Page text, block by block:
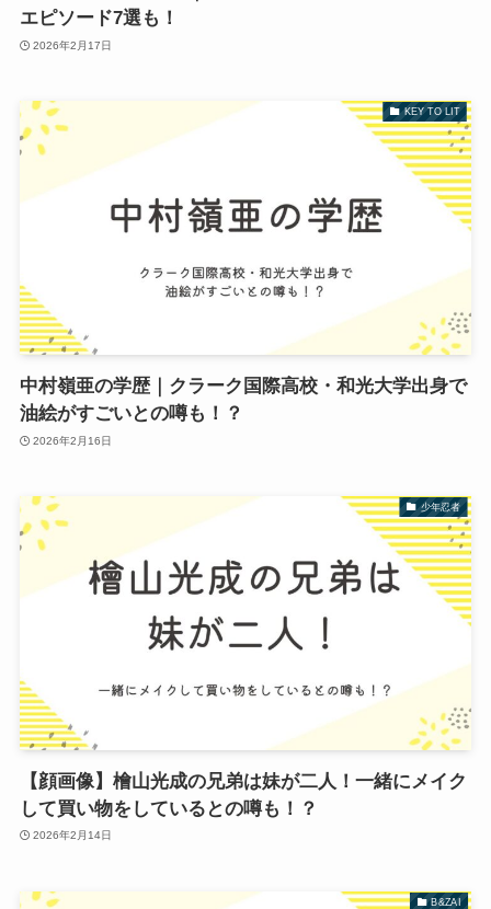
エピソード7選も！
2026年2月17日
KEY TO LIT
中村嶺亜の学歴｜クラーク国際高校・和光大学出身で
油絵がすごいとの噂も！？
2026年2月16日
少年忍者
【顔画像】檜山光成の兄弟は妹が二人！一緒にメイク
して買い物をしているとの噂も！？
2026年2月14日
B&ZAI